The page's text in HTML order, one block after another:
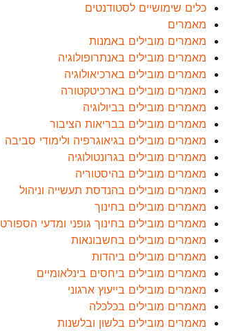
כלים שימושיים לסטודנטים
מאמרים
מאמרים מובילים באמנות
מאמרים מובילים באנתרופולוגיה
מאמרים מובילים בארכיאולוגיה
מאמרים מובילים בארכיטקטורה
מאמרים מובילים בביולוגיה
מאמרים מובילים בבריאות הציבור
מאמרים מובילים בגיאוגרפיה ולימודי סביבה
מאמרים מובילים בגרונטולוגיה
מאמרים מובילים בהיסטוריה
מאמרים מובילים בהנדסת תעשייה וניהול
מאמרים מובילים בחינוך
מאמרים מובילים בחינוך גופני ומדעי הספורט
מאמרים מובילים בחשבונאות
מאמרים מובילים ביהדות
מאמרים מובילים ביחסים בינלאומיים
מאמרים מובילים בייעוץ ארגוני
מאמרים מובילים בכלכלה
מאמרים מובילים בלשון ובלשנות